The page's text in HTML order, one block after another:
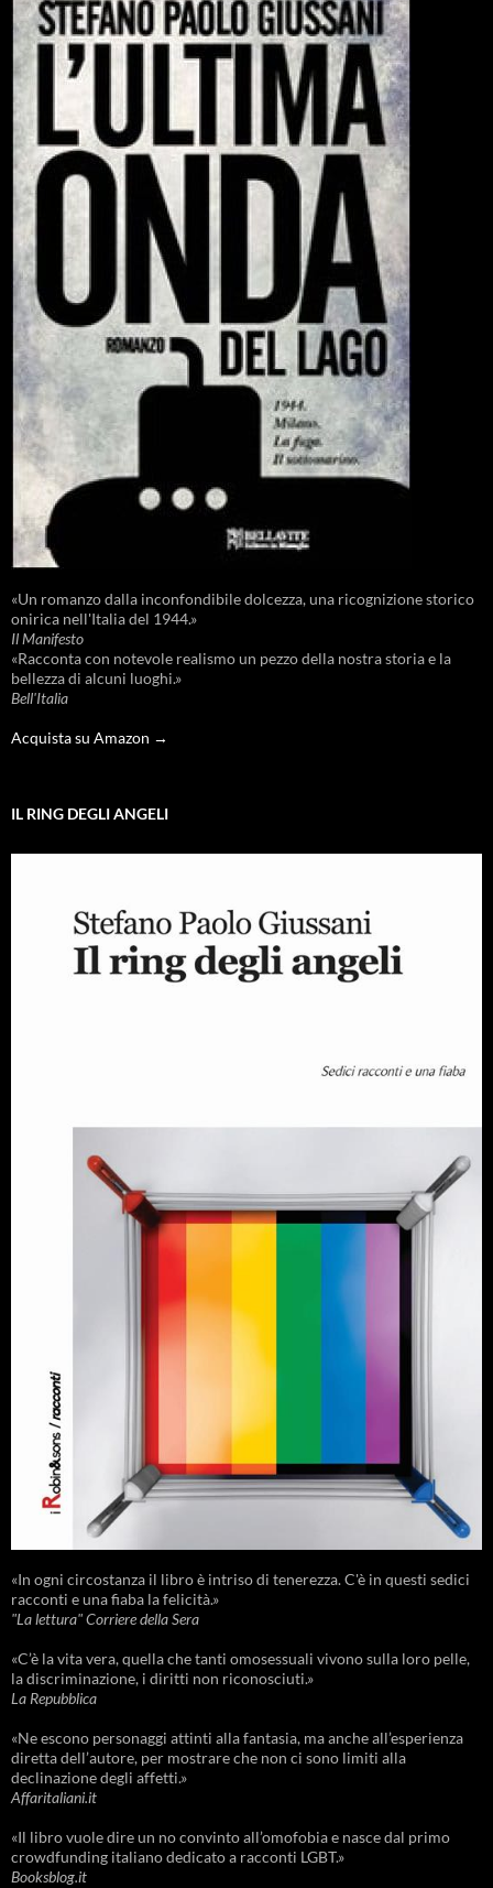
«Un romanzo dalla inconfondibile dolcezza, una ricognizione storico
onirica nell'Italia del 1944.»
Il Manifesto
«Racconta con notevole realismo un pezzo della nostra storia e la
bellezza di alcuni luoghi.»
Bell'Italia
Acquista su Amazon →
IL RING DEGLI ANGELI
«In ogni circostanza il libro è intriso di tenerezza. C'è in questi sedici
racconti e una fiaba la felicità.»
"La lettura" Corriere della Sera
«C’è la vita vera, quella che tanti omosessuali vivono sulla loro pelle,
la discriminazione, i diritti non riconosciuti.»
La Repubblica
«Ne escono personaggi attinti alla fantasia, ma anche all’esperienza
diretta dell’autore, per mostrare che non ci sono limiti alla
declinazione degli affetti.»
Affaritaliani.it
«Il libro vuole dire un no convinto all’omofobia e nasce dal primo
crowdfunding italiano dedicato a racconti LGBT.»
Booksblog.it